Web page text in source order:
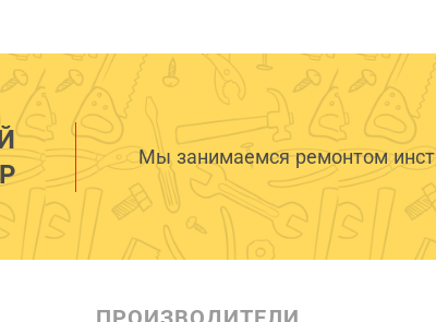
Мы занимаемся ремонтом